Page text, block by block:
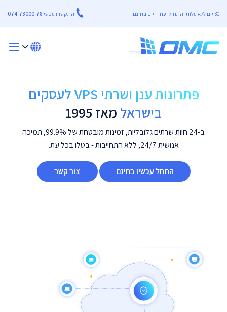
30 יום ללא עלות! התחילו עוד היום בחינם התקשרו עכשיו074-73000-78
פתרונות ענן ושרתי VPS לעסקים
בישראל מאז 1995
ב-24 חוות שרתים גלובליות, זמינות מובטחת של 99.9%, תמיכה
אנושית 24/7, ללא התחייבות - בטלו בכל עת.
התחל עכשיו בחינם צור קשר